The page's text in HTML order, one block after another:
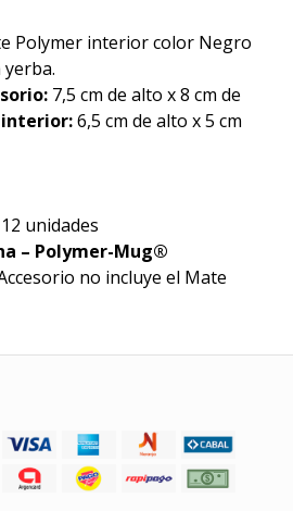
Polymer interior color Negro
7,5 cm de alto x 8 cm de
interior:6,5 cm de alto x 5 cm
unidades
– Polymer-Mug®
no incluye el Mate